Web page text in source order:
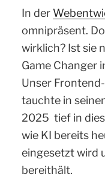
In der
omnipräsent.
wirklich? Ist sie
Game Changer
Unser
tauchte in
2025 tief in
wie KI bereits
eingesetzt wird
bereithält.